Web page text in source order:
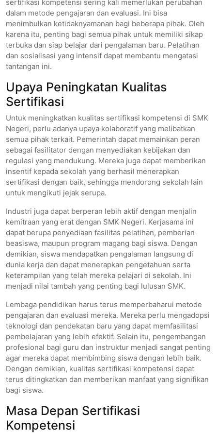
sertifikasi kompetensi sering kali memerlukan perubahan
dalam metode pengajaran dan evaluasi. Ini bisa
menimbulkan ketidaknyamanan bagi beberapa pihak. Oleh
karena itu, penting bagi semua pihak untuk memiliki sikap
terbuka dan siap belajar dari pengalaman baru. Pelatihan
dan sosialisasi yang intensif dapat membantu mengatasi
tantangan ini.
Upaya Peningkatan Kualitas
Sertifikasi
Untuk meningkatkan kualitas sertifikasi kompetensi di SMK
Negeri, perlu adanya upaya kolaboratif yang melibatkan
semua pihak terkait. Pemerintah dapat memainkan peran
sebagai fasilitator dengan menyediakan kebijakan dan
regulasi yang mendukung. Mereka juga dapat memberikan
insentif kepada sekolah yang berhasil menerapkan
sertifikasi dengan baik, sehingga mendorong sekolah lain
untuk mengikuti jejak serupa.
Industri juga dapat berperan lebih aktif dengan menjalin
kemitraan yang erat dengan SMK Negeri. Kerjasama ini
dapat berupa penyediaan fasilitas pelatihan, pemberian
beasiswa, maupun program magang bagi siswa. Dengan
demikian, siswa mendapatkan pengalaman langsung di
dunia kerja dan dapat menerapkan pengetahuan serta
keterampilan yang telah mereka pelajari di sekolah. Ini
menjadi nilai tambah yang penting bagi lulusan SMK.
Lembaga pendidikan harus terus memperbaharui metode
pengajaran dan evaluasi mereka. Mereka perlu mengadopsi
teknologi dan pendekatan baru yang dapat memfasilitasi
pembelajaran yang lebih efektif. Selain itu, pengembangan
profesional bagi guru dan instruktur menjadi sangat penting
agar mereka dapat membimbing siswa dengan lebih baik.
Dengan demikian, kualitas sertifikasi kompetensi dapat
terus ditingkatkan dan memberikan manfaat yang signifikan
bagi siswa.
Masa Depan Sertifikasi
Kompetensi